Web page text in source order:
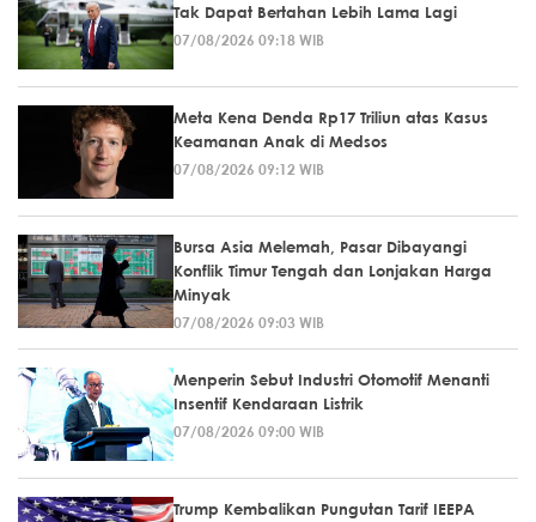
Tak Dapat Bertahan Lebih Lama Lagi
07/08/2026 09:18 WIB
Meta Kena Denda Rp17 Triliun atas Kasus
Keamanan Anak di Medsos
07/08/2026 09:12 WIB
Bursa Asia Melemah, Pasar Dibayangi
Konflik Timur Tengah dan Lonjakan Harga
Minyak
07/08/2026 09:03 WIB
Menperin Sebut Industri Otomotif Menanti
Insentif Kendaraan Listrik
07/08/2026 09:00 WIB
Trump Kembalikan Pungutan Tarif IEEPA